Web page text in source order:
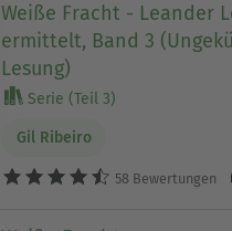
Weiße Fracht - Leander
ermittelt, Band 3
Lesung)
Serie (Teil 3)
Gil Ribeiro
58 Bewertungen